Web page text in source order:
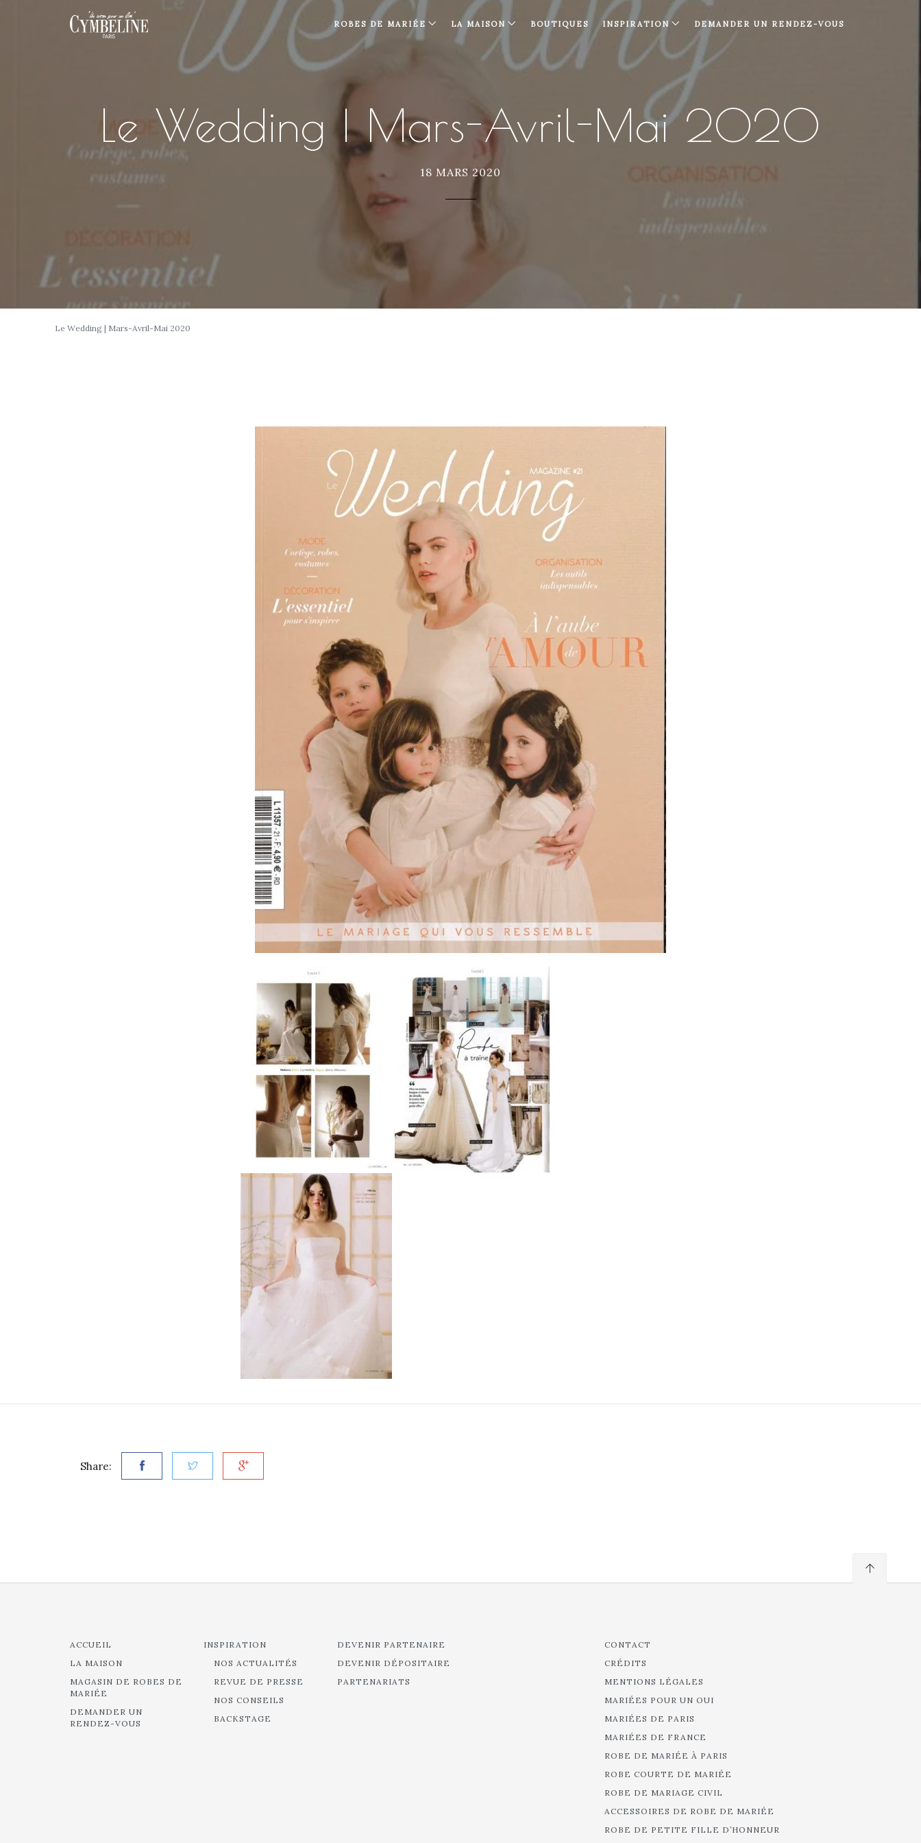
ROBES DE MARIÉE LA MAISON BOUTIQUES INSPIRATION DEMANDER UN RENDEZ-VOUS
Le Wedding | Mars-Avril-Mai 2020
18 MARS 2020
Le Wedding | Mars-Avril-Mai 2020
Share:
ACCUEIL
LA MAISON
MAGASIN DE ROBES DE
MARIÉE
DEMANDER UN
RENDEZ-VOUS
INSPIRATION
NOS ACTUALITÉS
REVUE DE PRESSE
NOS CONSEILS
BACKSTAGE
DEVENIR PARTENAIRE
DEVENIR DÉPOSITAIRE
PARTENARIATS
CONTACT
CRÉDITS
MENTIONS LÉGALES
MARIÉES POUR UN OUI
MARIÉES DE PARIS
MARIÉES DE FRANCE
ROBE DE MARIÉE À PARIS
ROBE COURTE DE MARIÉE
ROBE DE MARIAGE CIVIL
ACCESSOIRES DE ROBE DE MARIÉE
ROBE DE PETITE FILLE D’HONNEUR